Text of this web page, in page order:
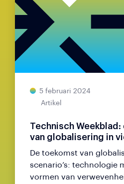
5 februari 2024
Artikel
Technisch
van globalisering in
De toekomst van
scenario’s: technologie
vormen van